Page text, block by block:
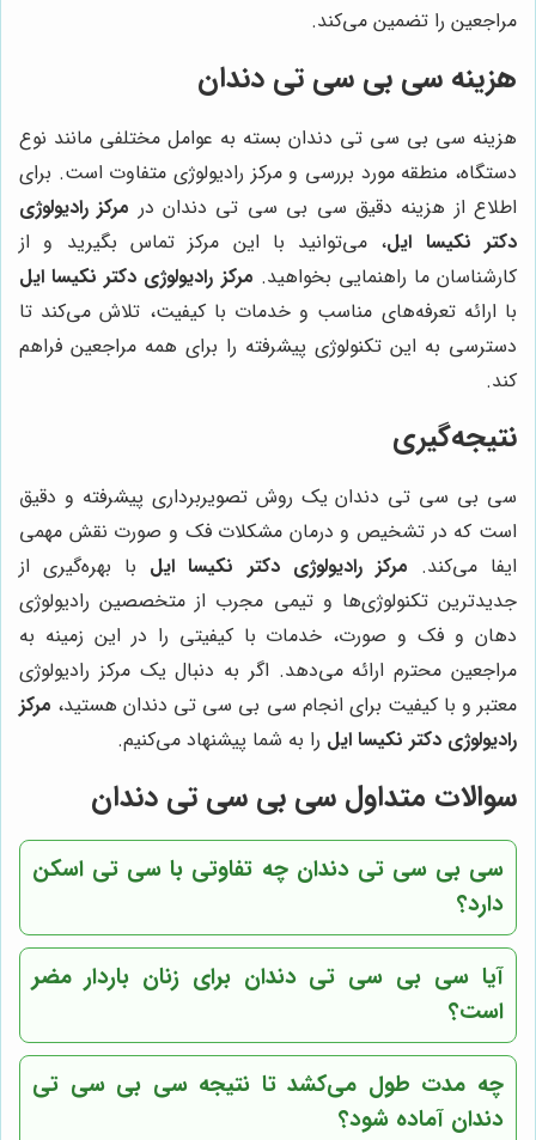
مراجعین را تضمین می‌کند.
هزینه سی بی سی تی دندان
هزینه سی بی سی تی دندان بسته به عوامل مختلفی مانند نوع
دستگاه، منطقه مورد بررسی و مرکز رادیولوژی متفاوت است. برای
اطلاع از هزینه دقیق سی بی سی تی دندان در مرکز رادیولوژی
دکتر نکیسا ایل، می‌توانید با این مرکز تماس بگیرید و از
کارشناسان ما راهنمایی بخواهید. مرکز رادیولوژی دکتر نکیسا ایل
با ارائه تعرفه‌های مناسب و خدمات با کیفیت، تلاش می‌کند تا
دسترسی به این تکنولوژی پیشرفته را برای همه مراجعین فراهم
کند.
نتیجه‌گیری
سی بی سی تی دندان یک روش تصویربرداری پیشرفته و دقیق
است که در تشخیص و درمان مشکلات فک و صورت نقش مهمی
ایفا می‌کند. مرکز رادیولوژی دکتر نکیسا ایل با بهره‌گیری از
جدیدترین تکنولوژی‌ها و تیمی مجرب از متخصصین رادیولوژی
دهان و فک و صورت، خدمات با کیفیتی را در این زمینه به
مراجعین محترم ارائه می‌دهد. اگر به دنبال یک مرکز رادیولوژی
معتبر و با کیفیت برای انجام سی بی سی تی دندان هستید، مرکز
رادیولوژی دکتر نکیسا ایل را به شما پیشنهاد می‌کنیم.
سوالات متداول سی بی سی تی دندان
سی بی سی تی دندان چه تفاوتی با سی تی اسکن
دارد؟
آیا سی بی سی تی دندان برای زنان باردار مضر
است؟
چه مدت طول می‌کشد تا نتیجه سی بی سی تی
دندان آماده شود؟